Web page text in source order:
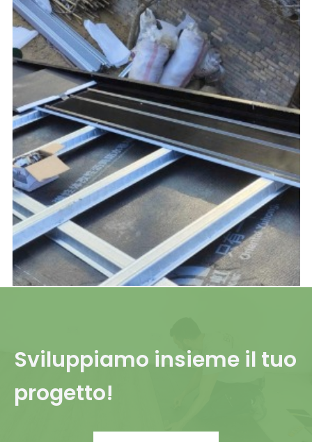
Sviluppiamo insieme il tuo
progetto!